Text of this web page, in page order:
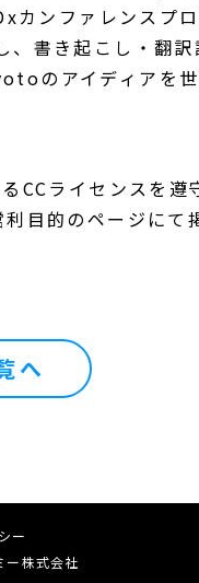
カンファレンスプ
書き起こし・翻
のアイディアを
CCライセンスを遵
目的のページにて
へ
ー
株式会社